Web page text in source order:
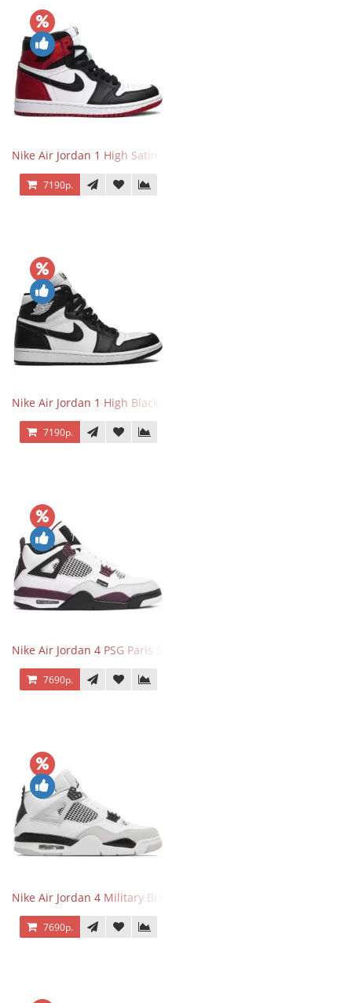
Nike Air Jordan 1 High Satin Black Toe
7190р.
Nike Air Jordan 1 High Black White
7190р.
Nike Air Jordan 4 PSG Paris Saint Germain
7690р.
Nike Air Jordan 4 Military Black
7690р.